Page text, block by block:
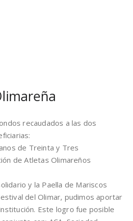
recaudados a las dos
de Treinta y Tres
de Atletas Olimareños
y la Paella de Mariscos
del Olimar, pudimos aportar
Este logro fue posible